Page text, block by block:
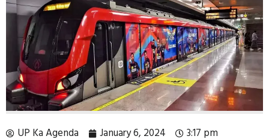
UP Ka Agenda January 6, 2024 3:17 pm